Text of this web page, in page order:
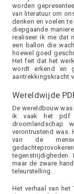
worden
van literatuur om
denken en voelen
diepgaande
realiseer ik me dat
een ballon die
hoewel goed
Het feit dat het
wordt erkend en
aantrekkingskracht
Wereldwijde
De wereldbouw
ik vaak het pdf
droomlandschap
verontrustend was.
van de
maar de zware
teleurstelling.
Het verhaal van